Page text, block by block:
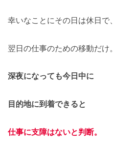
幸いなことにその日は休日で、
翌日の仕事のための移動だけ。
深夜になっても今日中に
目的地に到着できると
仕事に支障はないと判断。